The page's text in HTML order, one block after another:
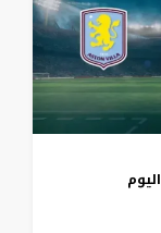
اليوم